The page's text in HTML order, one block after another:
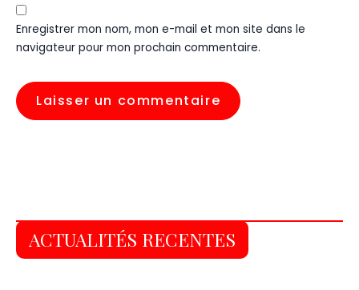
Enregistrer mon nom, mon e-mail et mon site dans le
navigateur pour mon prochain commentaire.
ACTUALITÉS RECENTES